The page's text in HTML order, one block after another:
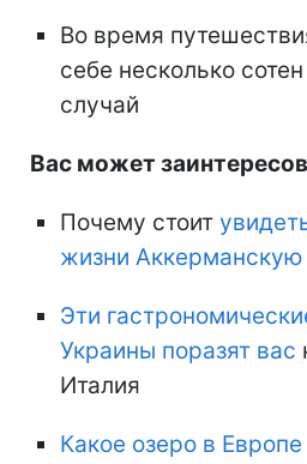
Во время
себе несколько
случай
Вас может
Почему стоит
жизни Аккерманскую
Эти
Украины поразят вас
Италия
Какое озеро в